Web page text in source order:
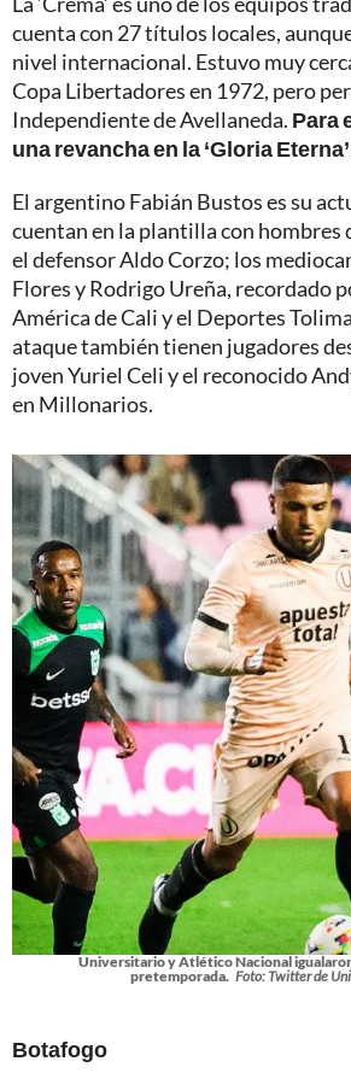
cuenta con 27 títulos locales,
nivel internacional. Estuvo muy
Copa Libertadores en 1972, pero
Independiente de Avellaneda. Para
una revancha en la ‘Gloria
El argentino Fabián Bustos es su
cuentan en la plantilla con hombres
el defensor Aldo Corzo; los
Flores y Rodrigo Ureña, recordado
América de Cali y el Deportes
ataque también tienen jugadores
joven Yuriel Celi y el reconocido
en Millonarios.
Universitario y Atlético Nacional
pretemporada. Foto: Twitter de
Botafogo